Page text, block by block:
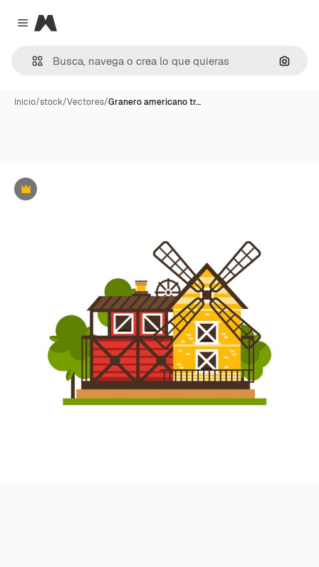
Close menu
Magnific
Inicio/stock/Vectores/Granero americano tr…
Premium